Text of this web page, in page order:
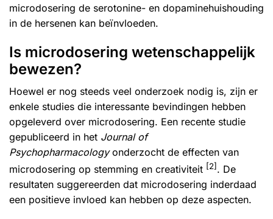
microdosering de serotonine- en dopaminehuishouding
in de hersenen kan beïnvloeden.
Is microdosering wetenschappelijk
bewezen?
Hoewel er nog steeds veel onderzoek nodig is, zijn er
enkele studies die interessante bevindingen hebben
opgeleverd over microdosering. Een recente studie
gepubliceerd in het Journal of
Psychopharmacology onderzocht de effecten van
microdosering op stemming en creativiteit [2]. De
resultaten suggereerden dat microdosering inderdaad
een positieve invloed kan hebben op deze aspecten.